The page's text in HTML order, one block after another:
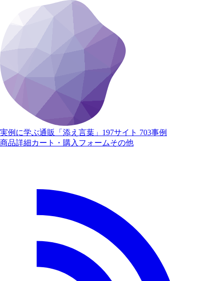
実例に学ぶ通販「添え言葉」 197サイト 703事例
商品詳細カート・購入 フォームその他